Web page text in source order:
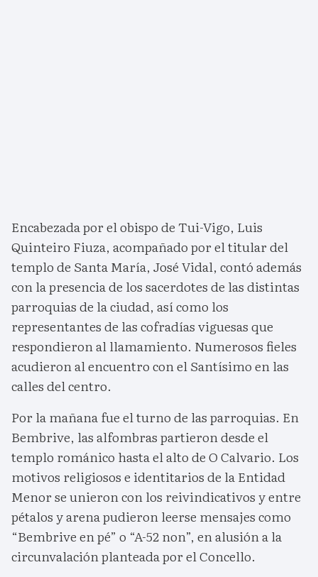
Encabezada por el obispo de Tui-Vigo, Luis
Quinteiro Fiuza, acompañado por el titular del
templo de Santa María, José Vidal, contó además
con la presencia de los sacerdotes de las distintas
parroquias de la ciudad, así como los
representantes de las cofradías viguesas que
respondieron al llamamiento. Numerosos fieles
acudieron al encuentro con el Santísimo en las
calles del centro.
Por la mañana fue el turno de las parroquias. En
Bembrive, las alfombras partieron desde el
templo románico hasta el alto de O Calvario. Los
motivos religiosos e identitarios de la Entidad
Menor se unieron con los reivindicativos y entre
pétalos y arena pudieron leerse mensajes como
“Bembrive en pé” o “A-52 non”, en alusión a la
circunvalación planteada por el Concello.